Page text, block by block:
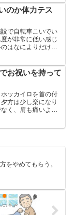
利用停止になるシ
リンク...
のか体力テス
で自転車こいでい
が非常に低い感じ
はなによりだけ
をしていない。テ
運動が、...
お祝いを持って
ッカイロを首の付
方は少し楽になり
く、肩も痛いよう
をやめてもらう。